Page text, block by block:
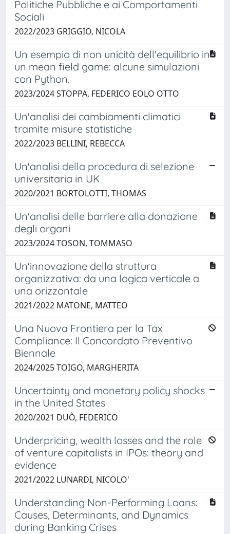
Politiche Pubbliche e ai Comportamenti
Sociali
2022/2023 GRIGGIO, NICOLA
Un esempio di non unicità dell'equilibrio in
un mean field game: alcune simulazioni
con Python.
2023/2024 STOPPA, FEDERICO EOLO OTTO
Un'analisi dei cambiamenti climatici
tramite misure statistiche
2022/2023 BELLINI, REBECCA
Un'analisi della procedura di selezione
universitaria in UK
2020/2021 BORTOLOTTI, THOMAS
Un'analisi delle barriere alla donazione
degli organi
2023/2024 TOSON, TOMMASO
Un'innovazione della struttura
organizzativa: da una logica verticale a
una orizzontale
2021/2022 MATONE, MATTEO
Una Nuova Frontiera per la Tax
Compliance: Il Concordato Preventivo
Biennale ​
2024/2025 TOIGO, MARGHERITA
Uncertainty and monetary policy shocks
in the United States
2020/2021 DUÒ, FEDERICO
Underpricing, wealth losses and the role
of venture capitalists in IPOs: theory and
evidence
2021/2022 LUNARDI, NICOLO'
Understanding Non-Performing Loans:
Causes, Determinants, and Dynamics
during Banking Crises